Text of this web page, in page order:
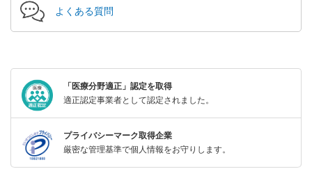
よくある質問
「医療分野適正」認定を取得
適正認定事業者として認定されました。
プライバシーマーク取得企業
厳密な管理基準で個人情報をお守りします。